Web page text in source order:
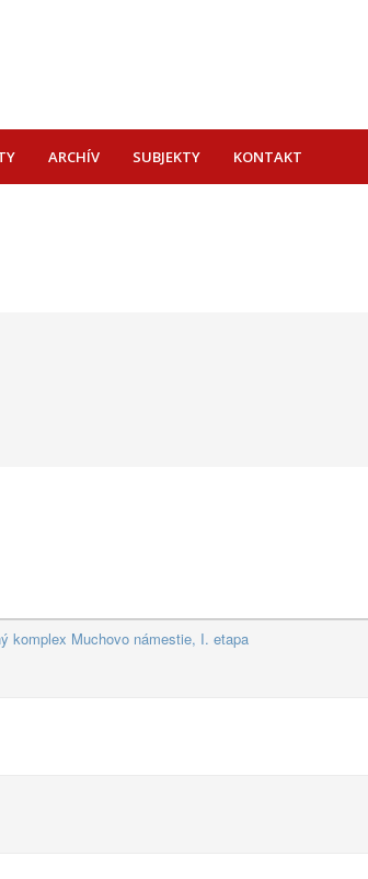
ARCHÍV SUBJEKTY KONTAKT
komplex Muchovo námestie, I. etapa